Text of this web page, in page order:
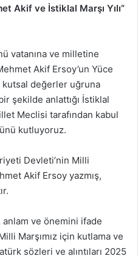
Akif ve İstiklal Marşı Yılı”
vatanına ve milletine
Akif Ersoy’un Yüce
kutsal değerler uğruna
şekilde anlattığı İstiklal
Meclisi tarafından kabul
kutluyoruz.
Devleti’nin Milli
Akif Ersoy yazmış,
anlam ve önemini ifade
Marşımız için kutlama ve
sözleri ve alıntıları 2025